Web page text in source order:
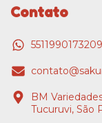
Contato
5511990173209
BM
Tucuruvi, São